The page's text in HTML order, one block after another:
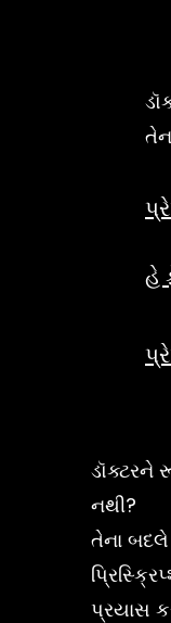
હે
ડૉક્ટરને
નથી?
તેના
પ્રયાસ